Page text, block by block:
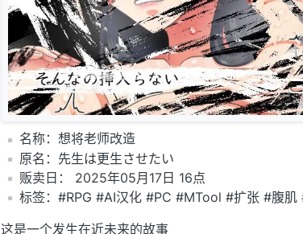
️名称：想将老师改造
️原名：先生は更生させたい
️贩卖日： 2025年05月17日 16点
标签：#RPG #AI汉化 #PC #MTool #扩张 #腹肌
这是一个发生在近未来的故事